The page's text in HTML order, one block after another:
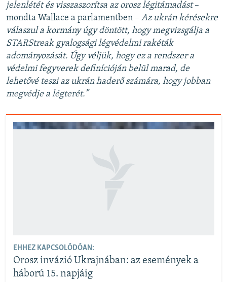
jelenlétét és visszaszorítsa az orosz légitámadást–
mondta Wallace a parlamentben – Az ukrán kérésekre
válaszul a kormány úgy döntött, hogy megvizsgálja a
STARStreak gyalogsági légvédelmi rakéták
adományozását. Úgy véljük, hogy ez a rendszer a
védelmi fegyverek definícióján belül marad, de
lehetővé teszi az ukrán haderő számára, hogy jobban
megvédje a légterét.”
EHHEZ KAPCSOLÓDÓAN:
Orosz invázió Ukrajnában: az események a
háború 15. napjáig